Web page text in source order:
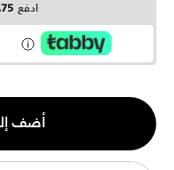
ادفع 19.75
الكمية
1
أضف